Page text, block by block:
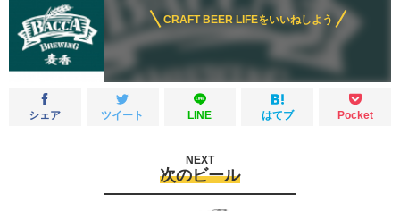
CRAFT BEER LIFEをいいねしよう
シェア ツイート LINE はてブ Pocket
次のビール
NEXT